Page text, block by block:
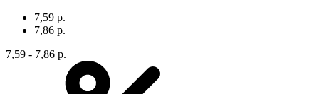
7,59 р.
7,86 р.
7,59 - 7,86 р.